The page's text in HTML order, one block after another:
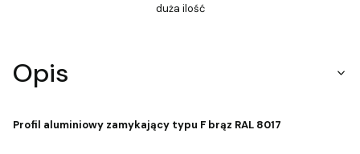
duża ilość
Opis
Profil aluminiowy zamykający typu F brąz RAL 8017